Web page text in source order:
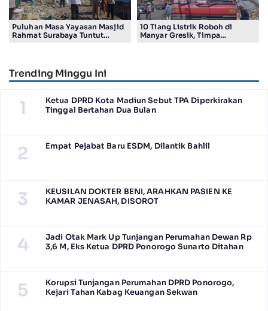
Puluhan Masa Yayasan Masjid
Rahmat Surabaya Tuntut
10 Tiang Listrik Roboh di
Manyar Gresik, Timpa
Trending Minggu Ini
1
Ketua DPRD Kota Madiun Sebut TPA Diperkirakan
Tinggal Bertahan Dua Bulan
2 Empat Pejabat Baru ESDM, Dilantik Bahlil
3
KEUSILAN DOKTER BENI, ARAHKAN PASIEN KE
KAMAR JENASAH, DISOROT
4
Jadi Otak Mark Up Tunjangan Perumahan Dewan Rp
3,6 M, Eks Ketua DPRD Ponorogo Sunarto Ditahan
5
Korupsi Tunjangan Perumahan DPRD Ponorogo,
Kejari Tahan Kabag Keuangan Sekwan